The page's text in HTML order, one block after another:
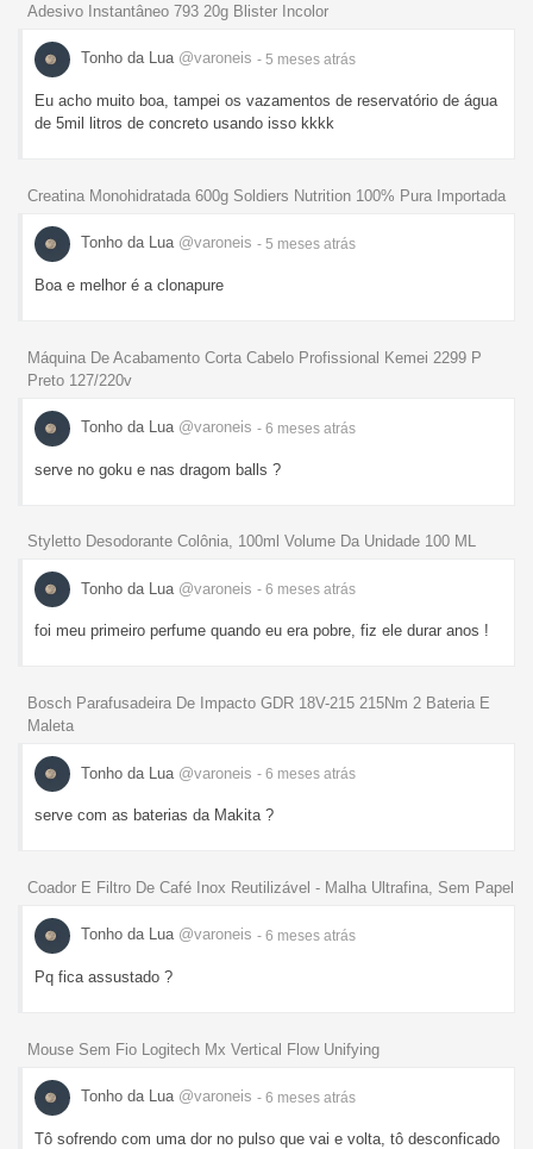
Adesivo Instantâneo 793 20g Blister Incolor
Tonho da Lua @varoneis - 5 meses atrás
Eu acho muito boa, tampei os vazamentos de reservatório de água
de 5mil litros de concreto usando isso kkkk
Creatina Monohidratada 600g Soldiers Nutrition 100% Pura Importada
Tonho da Lua @varoneis - 5 meses atrás
Boa e melhor é a clonapure
Máquina De Acabamento Corta Cabelo Profissional Kemei 2299 P
Preto 127/220v
Tonho da Lua @varoneis - 6 meses atrás
serve no goku e nas dragom balls ?
Styletto Desodorante Colônia, 100ml Volume Da Unidade 100 ML
Tonho da Lua @varoneis - 6 meses atrás
foi meu primeiro perfume quando eu era pobre, fiz ele durar anos !
Bosch Parafusadeira De Impacto GDR 18V-215 215Nm 2 Bateria E
Maleta
Tonho da Lua @varoneis - 6 meses atrás
serve com as baterias da Makita ?
Coador E Filtro De Café Inox Reutilizável - Malha Ultrafina, Sem Papel
Tonho da Lua @varoneis - 6 meses atrás
Pq fica assustado ?
Mouse Sem Fio Logitech Mx Vertical Flow Unifying
Tonho da Lua @varoneis - 6 meses atrás
Tô sofrendo com uma dor no pulso que vai e volta, tô desconficado